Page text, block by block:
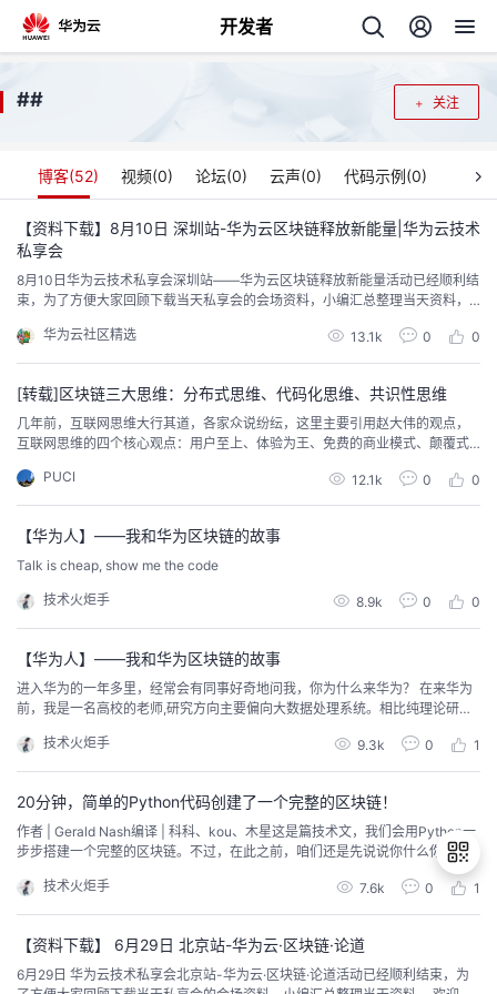
开发者
回
个
页
开
发
者
我
博
客
的
论
坛
我
的
圈
子
我
的
直
我
的
我
我
的
我
关注
##
博客(52) 视频(0) 论坛(0) 云声(0) 代码示例(0)
【资料下载】8月10日 深圳站-华为云区块链释放新能量|华为云技术
私享会
8月10日华为云技术私享会深圳站——华为云区块链释放新能量活动已经顺利结
束，为了方便大家回顾下载当天私享会的会场资料，小编汇总整理当天资料，
华为云社区精选
13.1k 0 0
[转载]区块链三大思维：分布式思维、代码化思维、共识性思维
几年前，互联网思维大行其道，各家众说纷纭，这里主要引用赵大伟的观点，
互联网思维的四个核心观点：用户至上、体验为王、免费的商业模式、颠覆式
会化思维、大数据思维、平台思维、跨界思维。互联网思维几乎囊括了最好听
的商业思维，很多实体产业者对此非常不屑，认为过度夸大了互联网而贬低了
PUCI 12.1k 0 0
【华为人】——我和华为区块链的故事
Talk is cheap, show me the code
技术火炬手 8.9k 0 0
【华为人】——我和华为区块链的故事
进入华为的一年多里，经常会有同事好奇地问我，你为什么来华为？ 在来华为
前，我是一名高校的老师,研究方向主要偏向大数据处理系统。相比纯理论研
——到了华为。 开启区块链探索之路近年，区块链俨然站在风口浪尖上，被业
界认为可能改变众多行业的商业模式。总结来说，区块链是多种已有技术的集
技术火炬手 9.3k 0 1
20分钟，简单的Python代码创建了一个完整的区块链！
作者 | Gerald Nash编译 | 科科、kou、木星这是篇技术文，我们会用Python一
步步搭建一个完整的区块链。不过，在此之前，咱们还是先说说你什么你该学
习如何从零搭建一个区块链。有人认为区块链是一个「等待问题」的解决方
案，但毫无疑问，这项新技术是一项计算的奇迹。不过，区块链究竟是什么？
我们可以把区块链看做一个公共数据库，其中新数据存储在一个称为区块的容
技术火炬手 7.6k 0 1
【资料下载】 6月29日 北京站-华为云·区块链·论道
6月29日 华为云技术私享会北京站-华为云·区块链·论道活动已经顺利结束，为